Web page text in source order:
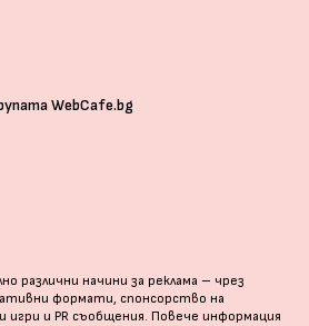
WebCafe.bg
различни начини за реклама – чрез
формати, спонсорство на
и PR съобщения. Повече информация